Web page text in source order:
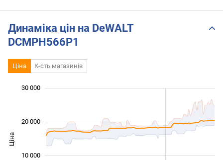
Динаміка цін на DeWALT
DCMPH566P1
Ціна К-сть магазинів
Ціна
10 000
20 000
30 000